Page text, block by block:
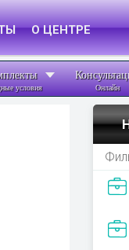
О ЦЕНТРЕ
условия Онлайн